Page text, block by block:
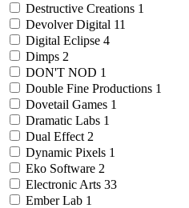
Destructive Creations 1
Devolver Digital 11
Digital Eclipse 4
Dimps 2
DON'T NOD 1
Double Fine Productions 1
Dovetail Games 1
Dramatic Labs 1
Dual Effect 2
Dynamic Pixels 1
Eko Software 2
Electronic Arts 33
Ember Lab 1